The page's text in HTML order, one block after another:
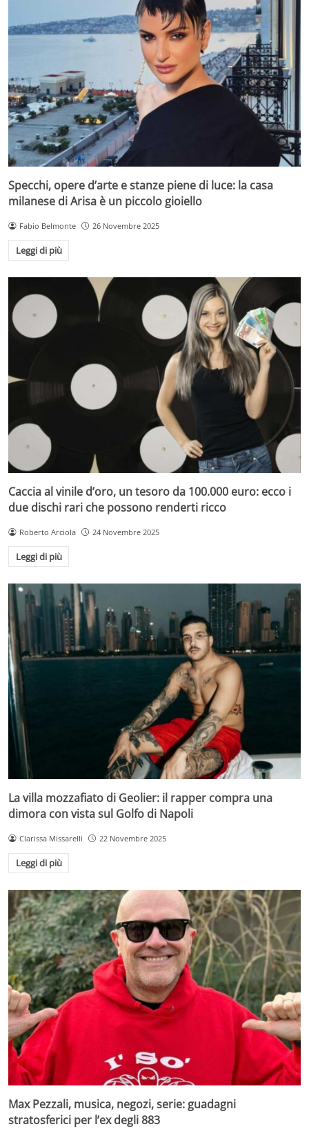
Specchi, opere d’arte e stanze piene di luce: la casa
milanese di Arisa è un piccolo gioiello
Fabio Belmonte 26 Novembre 2025
Leggi di più
Caccia al vinile d’oro, un tesoro da 100.000 euro: ecco i
due dischi rari che possono renderti ricco
Roberto Arciola 24 Novembre 2025
Leggi di più
La villa mozzafiato di Geolier: il rapper compra una
dimora con vista sul Golfo di Napoli
Clarissa Missarelli 22 Novembre 2025
Leggi di più
Max Pezzali, musica, negozi, serie: guadagni
stratosferici per l’ex degli 883